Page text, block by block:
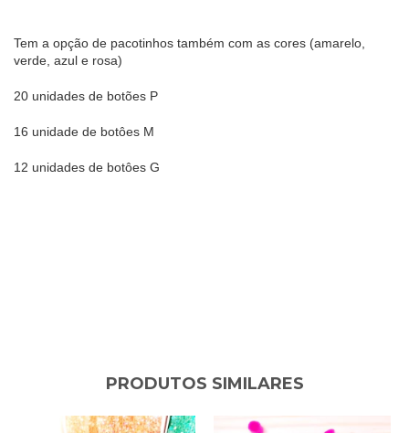
Tem a opção de pacotinhos também com as cores (amarelo,
verde, azul e rosa)
20 unidades de botões P
16 unidade de botôes M
12 unidades de botôes G
PRODUTOS SIMILARES